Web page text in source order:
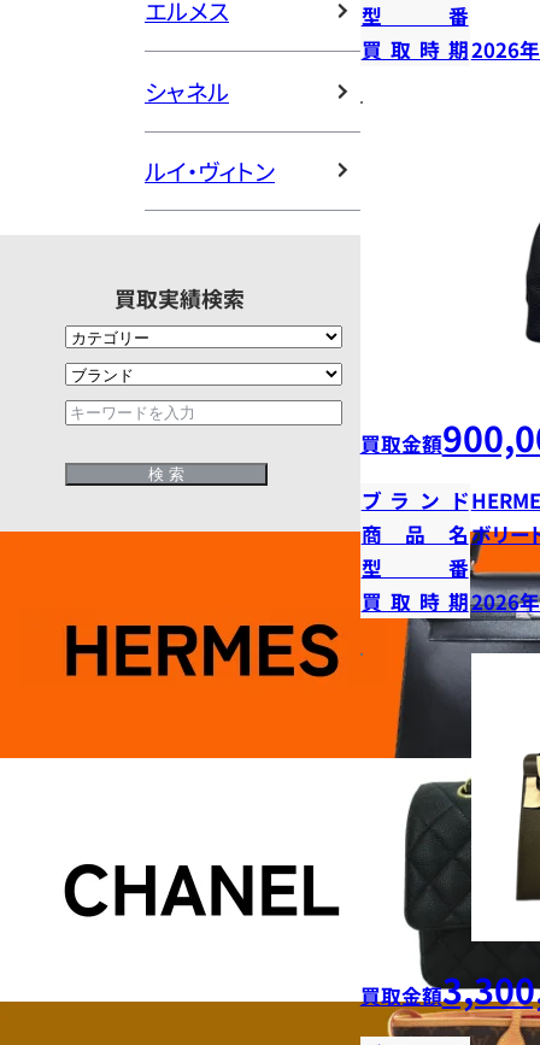
エルメス
シャネル
ルイ・ヴィトン
買取実績検索
型番
買取時期2026
買取金額
ブランド
商品名ボリー
型番
買取時期2026
買取金額